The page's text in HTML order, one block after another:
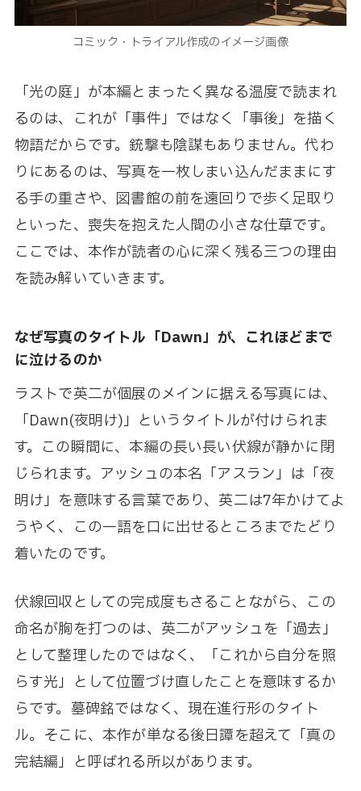
コミック・トライアル作成のイメージ画像
「光の庭」が本編とまったく異なる温度で読まれ
るのは、これが「事件」ではなく「事後」を描く
物語だからです。銃撃も陰謀もありません。代わ
りにあるのは、写真を一枚しまい込んだままにす
る手の重さや、図書館の前を遠回りで歩く足取り
といった、喪失を抱えた人間の小さな仕草です。
ここでは、本作が読者の心に深く残る三つの理由
を読み解いていきます。
なぜ写真のタイトル「Dawn」が、これほどまで
に泣けるのか
ラストで英二が個展のメインに据える写真には、
「Dawn(夜明け)」というタイトルが付けられま
す。この瞬間に、本編の長い長い伏線が静かに閉
じられます。アッシュの本名「アスラン」は「夜
明け」を意味する言葉であり、英二は7年かけてよ
うやく、この一語を口に出せるところまでたどり
着いたのです。
伏線回収としての完成度もさることながら、この
命名が胸を打つのは、英二がアッシュを「過去」
として整理したのではなく、「これから自分を照
らす光」として位置づけ直したことを意味するか
らです。墓碑銘ではなく、現在進行形のタイト
ル。そこに、本作が単なる後日譚を超えて「真の
完結編」と呼ばれる所以があります。